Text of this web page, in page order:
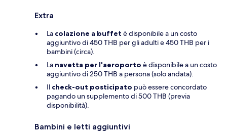
Extra
La colazione a buffet è disponibile a un costo
aggiuntivo di 450 THB per gli adulti e 450 THB per i
bambini (circa).
La navetta per l'aeroporto è disponibile a un costo
aggiuntivo di 250 THB a persona (solo andata).
Il check-out posticipato può essere concordato
pagando un supplemento di 500 THB (previa
disponibilità).
Bambini e letti aggiuntivi